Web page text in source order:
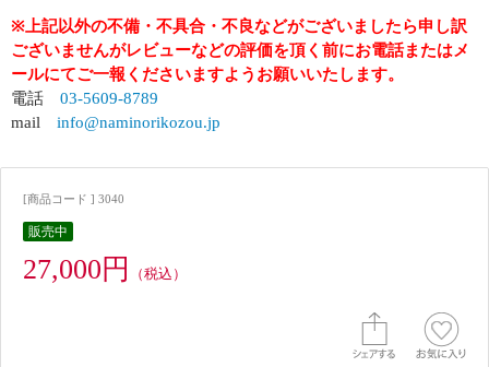
※上記以外の不備・不具合・不良などがございましたら申し訳
ございませんがレビューなどの評価を頂く前にお電話またはメ
ールにてご一報くださいますようお願いいたします。
電話 03-5609-8789
mail info@naminorikozou.jp
[商品コード ] 3040
販売中
27,000円 （税込）